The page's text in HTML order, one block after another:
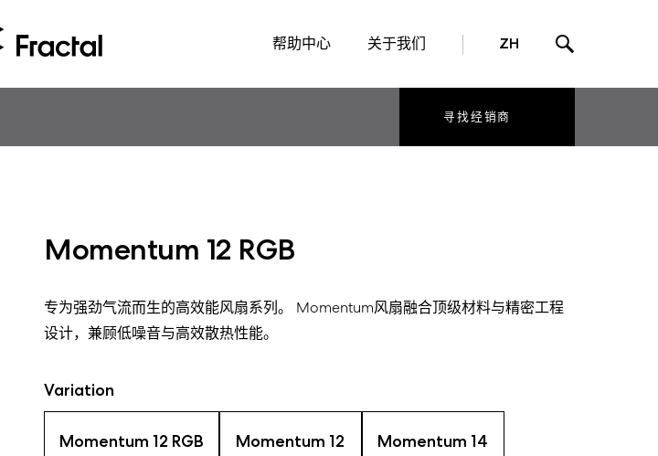
帮助中心 关于我们 ZH
寻找经销商
Momentum 12 RGB
专为强劲气流而生的高效能风扇系列。 Momentum风扇融合顶级材料与精密工程
设计，兼顾低噪音与高效散热性能。
Variation
Momentum 12 RGB Momentum 12 Momentum 14